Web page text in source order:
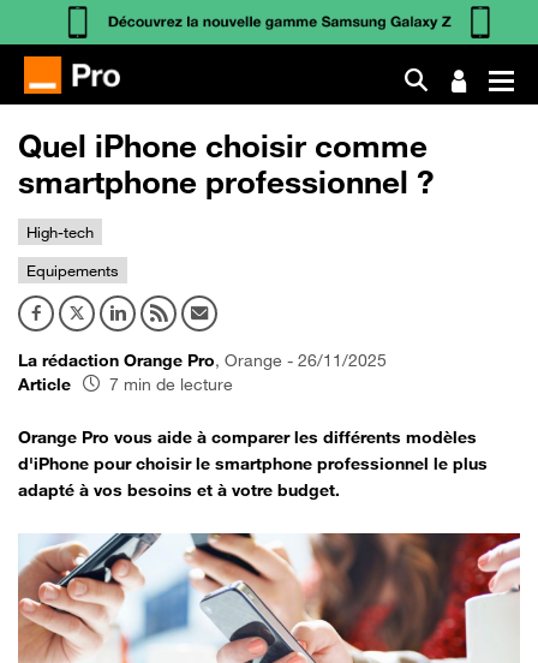
Quel iPhone choisir comme
smartphone professionnel ?
High-tech
Equipements
La rédaction Orange Pro, Orange - 26/11/2025
Article
7 min de lecture
Orange Pro vous aide à comparer les différents modèles
d'iPhone pour choisir le smartphone professionnel le plus
adapté à vos besoins et à votre budget.